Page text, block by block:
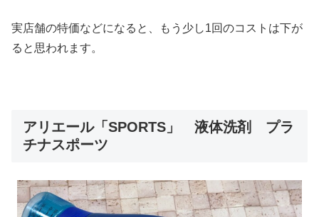
実店舗の特価などになると、もう少し1回のコストは下が
ると思われます。
アリエール「SPORTS」 液体洗剤 プラ
チナスポーツ